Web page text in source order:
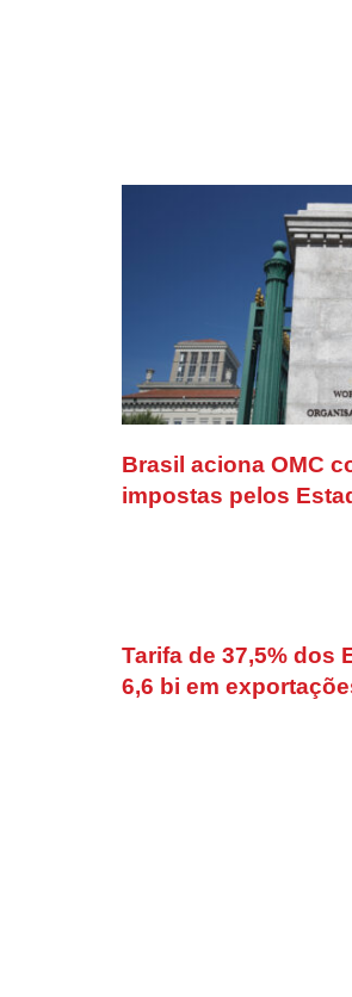
Brasil aciona OMC
impostas pelos
Tarifa de 37,5% dos
6,6 bi em